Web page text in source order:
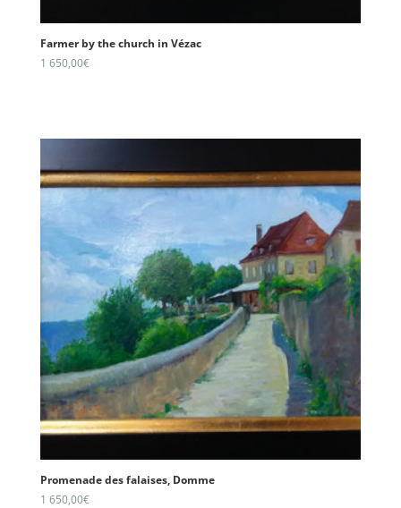
Farmer by the church in Vézac
1 650,00€
Promenade des falaises, Domme
1 650,00€